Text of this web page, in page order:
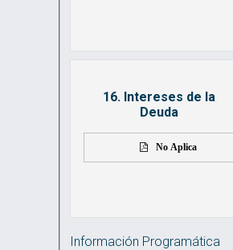
16. Intereses de la
Deuda
No Aplica
Información Programática